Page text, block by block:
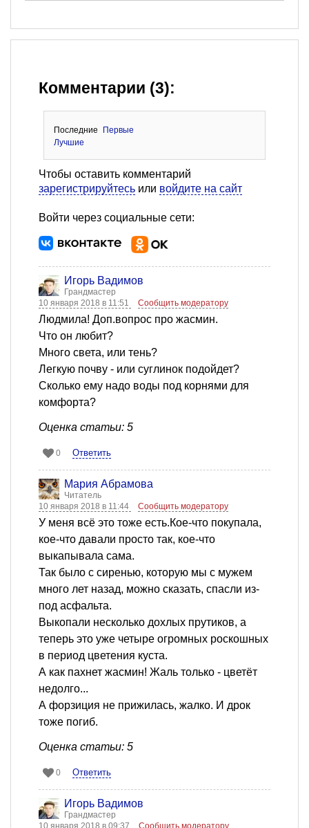
Комментарии (3):
Последние
Первые
Лучшие
Чтобы оставить комментарий
зарегистрируйтесь или войдите на сайт
Войти через социальные сети:
Игорь Вадимов
Грандмастер
10 января 2018 в 11:51
Сообщить модератору
Людмила! Доп.вопрос про жасмин.
Что он любит?
Много света, или тень?
Легкую почву - или суглинок подойдет?
Сколько ему надо воды под корнями для
комфорта?
Оценка статьи: 5
0 Ответить
Мария Абрамова
Читатель
10 января 2018 в 11:44
Сообщить модератору
У меня всё это тоже есть.Кое-что покупала,
кое-что давали просто так, кое-что
выкапывала сама.
Так было с сиренью, которую мы с мужем
много лет назад, можно сказать, спасли из-
под асфальта.
Выкопали несколько дохлых прутиков, а
теперь это уже четыре огромных роскошных
в период цветения куста.
А как пахнет жасмин! Жаль только - цветёт
недолго...
А форзиция не прижилась, жалко. И дрок
тоже погиб.
Оценка статьи: 5
0 Ответить
Игорь Вадимов
Грандмастер
10 января 2018 в 09:37
Сообщить модератору